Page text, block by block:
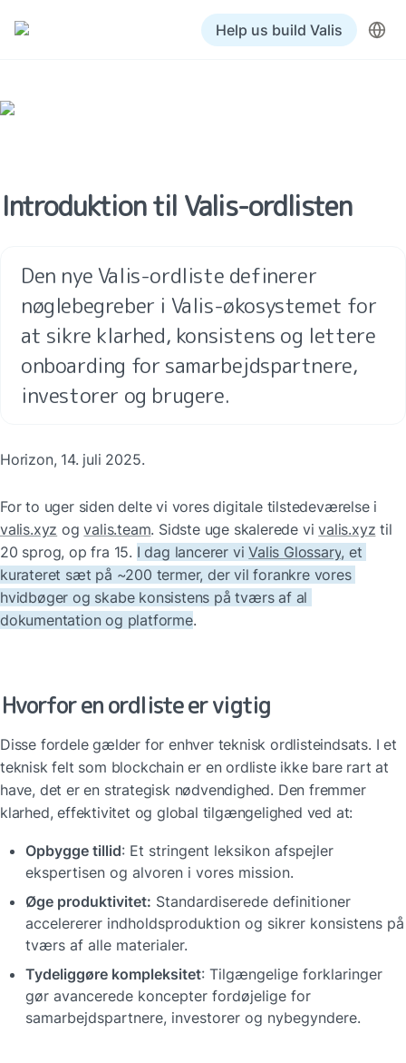
Help us build Valis
Introduktion til Valis-ordlisten
Den nye Valis-ordliste definerer
nøglebegreber i Valis-økosystemet for
at sikre klarhed, konsistens og lettere
onboarding for samarbejdspartnere,
investorer og brugere.
Horizon, 14. juli 2025.
valis.xyz og valis.team. Sidste uge skalerede vi valis.xyz til
20 sprog, op fra 15. I dag lancerer vi Valis Glossary, et
kurateret sæt på ~200 termer, der vil forankre vores
hvidbøger og skabe konsistens på tværs af al
dokumentation og platforme.
Hvorfor en ordliste er vigtig
Disse fordele gælder for enhver teknisk ordlisteindsats. I et
teknisk felt som blockchain er en ordliste ikke bare rart at
have, det er en strategisk nødvendighed. Den fremmer
klarhed, effektivitet og global tilgængelighed ved at:
Opbygge tillid: Et stringent leksikon afspejler
ekspertisen og alvoren i vores mission.
Øge produktivitet: Standardiserede definitioner
accelererer indholdsproduktion og sikrer konsistens på
tværs af alle materialer.
Tydeliggøre kompleksitet: Tilgængelige forklaringer
gør avancerede koncepter fordøjelige for
samarbejdspartnere, investorer og nybegyndere.